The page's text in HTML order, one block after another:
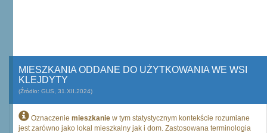
MIESZKANIA ODDANE DO UŻYTKOWANIA WE WSI
KLEJDYTY
(Źródło: GUS, 31.XII.2024)
Oznaczenie mieszkanie w tym statystycznym kontekście rozumiane
jest zarówno jako lokal mieszkalny jak i dom. Zastosowana terminologia